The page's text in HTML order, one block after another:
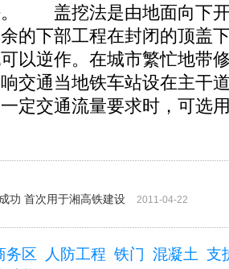
。 盖挖法是由地面向下开
的下部工程在封闭的顶盖
以逆作。在城市繁忙地带
交通当地铁车站设在主干
定交通流量要求时，可选
功 首次用于湘高铁建设
2011-04-22
务区 人防工程 铁门 混凝土 支